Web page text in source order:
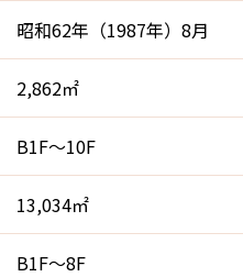
昭和62年（1987年）8月
2,862㎡
B1F～10F
13,034㎡
B1F～8F